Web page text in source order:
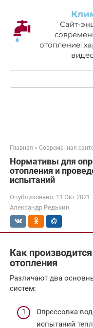
контенту
Сайт-
отопление:
Поиск:
Главная » Современная
Нормативы для
отопления и
испытаний
Опубликовано: 11 Окт 2021
Александр Редькин
Как
отопления
Различают два
систем:
Опрессовка
испытаний